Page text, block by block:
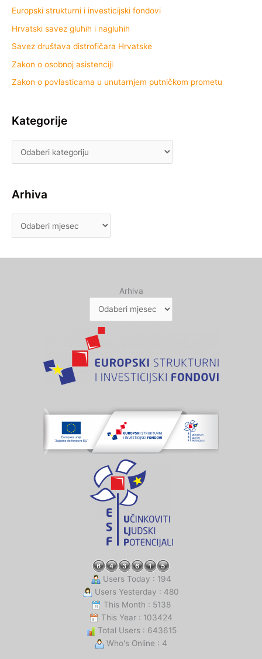
Europski strukturni i investicijski fondovi
Hrvatski savez gluhih i nagluhih
Savez društava distrofičara Hrvatske
Zakon o osobnoj asistenciji
Zakon o povlasticama u unutarnjem putničkom prometu
Kategorije
Arhiva
Arhiva
Users Today : 194
Users Yesterday : 480
This Month : 5138
This Year : 103424
Total Users : 643615
Who's Online : 4